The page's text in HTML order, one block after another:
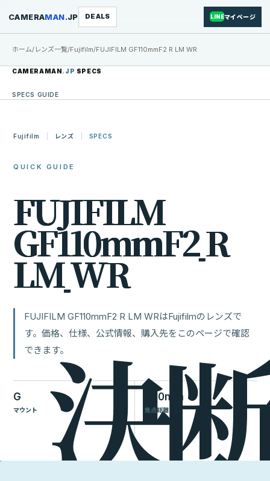
CAMERAMAN.JP DEALS LINEマイページ
ホーム/ レンズ一覧/Fujifilm/FUJIFILM GF110mmF2 R LM WR
CAMERAMAN.JP SPECS
SPECS GUIDE
Fujifilm レンズ SPECS
QUICK GUIDE
FUJIFILM
GF110mmF2R
LMWR
FUJIFILM GF110mmF2 R LM WRはFujifilmのレンズで
す。価格、仕様、公式情報、購入先をこのページで確認
できます。
G
マウント
110mm
焦点距離